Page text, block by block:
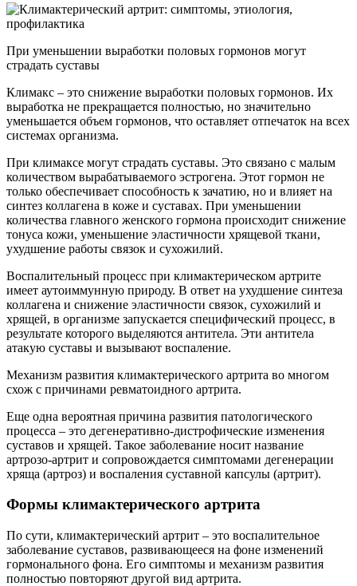
При уменьшении выработки половых гормонов могут
страдать суставы
Климакс – это снижение выработки половых гормонов. Их
выработка не прекращается полностью, но значительно
уменьшается объем гормонов, что оставляет отпечаток на всех
системах организма.
При климаксе могут страдать суставы. Это связано с малым
количеством вырабатываемого эстрогена. Этот гормон не
только обеспечивает способность к зачатию, но и влияет на
синтез коллагена в коже и суставах. При уменьшении
количества главного женского гормона происходит снижение
тонуса кожи, уменьшение эластичности хрящевой ткани,
ухудшение работы связок и сухожилий.
Воспалительный процесс при климактерическом артрите
имеет аутоиммунную природу. В ответ на ухудшение синтеза
коллагена и снижение эластичности связок, сухожилий и
хрящей, в организме запускается специфический процесс, в
результате которого выделяются антитела. Эти антитела
атакую суставы и вызывают воспаление.
Механизм развития климактерического артрита во многом
схож с причинами ревматоидного артрита.
Еще одна вероятная причина развития патологического
процесса – это дегенеративно-дистрофические изменения
суставов и хрящей. Такое заболевание носит название
артрозо-артрит и сопровождается симптомами дегенерации
хряща (артроз) и воспаления суставной капсулы (артрит).
Формы климактерического артрита
По сути, климактерический артрит – это воспалительное
заболевание суставов, развивающееся на фоне изменений
гормонального фона. Его симптомы и механизм развития
полностью повторяют другой вид артрита.